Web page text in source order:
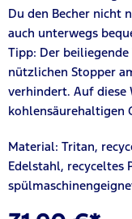
Du den Becher nicht
auch unterwegs
Tipp: Der
nützlichen Stopper
verhindert. Auf diese
kohlensäurehaltigen
Material: Tritan,
Edelstahl, recyceltes